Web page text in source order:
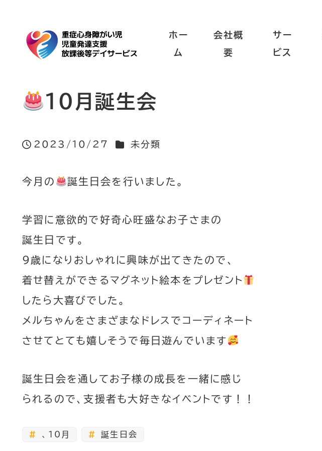
ホー
ム
会社概
要
サー
ビス
10月誕生会
2023/10/27 カテゴリー
未分類
今月の 誕生日会を行いました。
学習に意欲的で好奇心旺盛なお子さまの
誕生日です。
9歳になりおしゃれに興味が出てきたので、
着せ替えができるマグネット絵本をプレゼント
したら大喜びでした。
メルちゃんをさまざまなドレスでコーディネート
させてとても嬉しそうで毎日遊んでいます
誕生日会を通してお子様の成長を一緒に感じ
られるので、支援者も大好きなイベントです！！
、10月 誕生日会